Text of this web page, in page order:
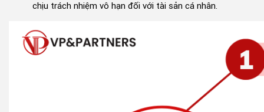
chịu trách nhiệm vô hạn đối với tài sản cá nhân.